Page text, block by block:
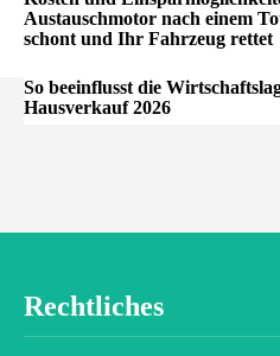
Austauschmotor nach einem
schont und Ihr Fahrzeug rettet
So beeinflusst die
Hausverkauf 2026
Rechtliches